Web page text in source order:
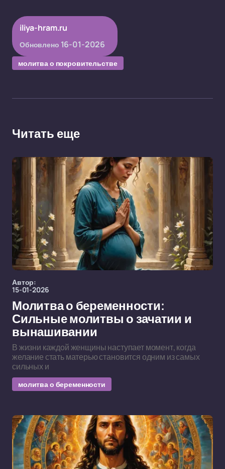
iliya-hram.ru
Обновлено 16-01-2026
молитва о покровительстве
Читать еще
Автор:
15-01-2026
Молитва о беременности:
Сильные молитвы о зачатии и
вынашивании
В жизни каждой женщины наступает момент, когда
желание стать матерью становится одним из самых
сильных и
молитва о беременности